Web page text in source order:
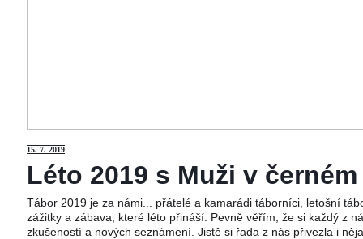
15. 7. 2019
Léto 2019 s Muži v
Tábor 2019 je za námi... přátelé a kamarádi táborníci, letošní
zážitky a zábava, které léto přináší. Pevně věřím, že si každý z
zkušeností a nových seznámení. Jistě si řada z nás přivezla i